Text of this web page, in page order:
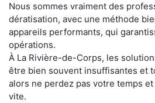
Nous sommes vraiment des
dératisation, avec une méthode
appareils performants, qui
opérations.
À La Rivière-de-Corps, les
être bien souvent insuffisantes et
alors ne perdez pas votre temps
vite.